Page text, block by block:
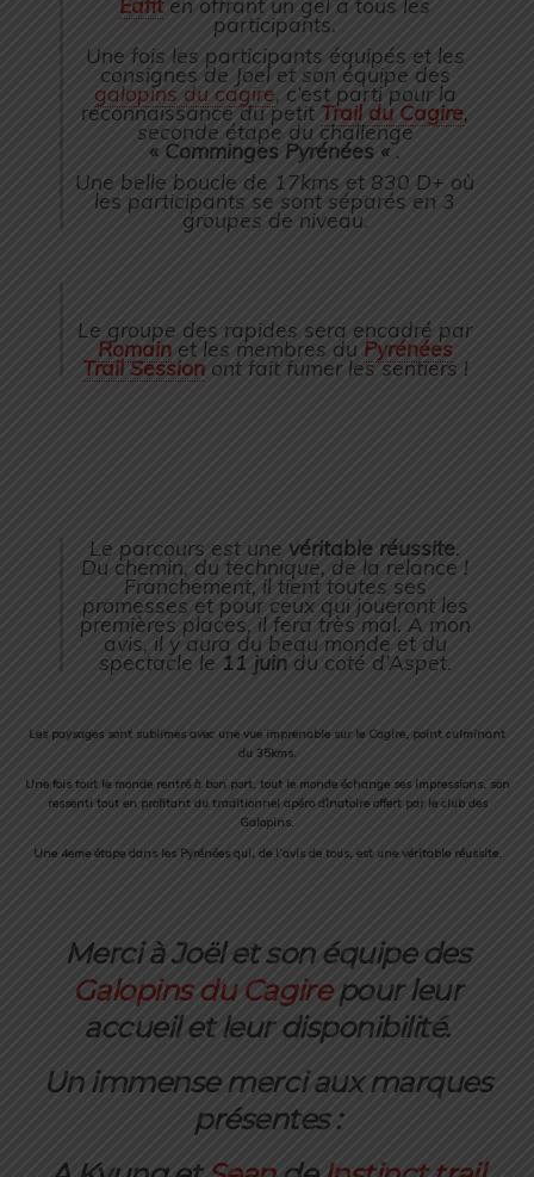
participants.
Une fois les participants équipés et les
consignes de Joel et son équipe des
galopins du cagire, c’est parti pour la
reconnaissance du petit Trail du Cagire,
seconde étape du challenge
« Comminges Pyrénées «.
Une belle boucle de 17kms et 830 D+ où
les participants se sont séparés en 3
groupes de niveau.
Le groupe des rapides sera encadré par
Romainet les membres du Pyrénées
Trail Sessionont fait fumer les sentiers !
Le parcours est une véritable réussite.
Du chemin, du technique, de la relance !
Franchement, il tient toutes ses
promesses et pour ceux qui joueront les
premières places, il fera très mal. A mon
avis, il y aura du beau monde et du
spectacle le 11 juindu coté d’Aspet.
Les paysages sont sublimes avec une vue imprenable sur le Cagire, point culminant
du 35kms.
Une fois tout le monde rentré à bon port, tout le monde échange ses impressions, son
ressenti tout en profitant du traditionnel apéro dînatoire offert par le club des
Galopins.
Une 4eme étape dans les Pyrénées qui, de l’avis de tous, est une véritable réussite.
Merci à Joël et son équipe des
Galopins du Cagirepour leur
accueil et leur disponibilité.
Un immense merci aux marques
présentes :